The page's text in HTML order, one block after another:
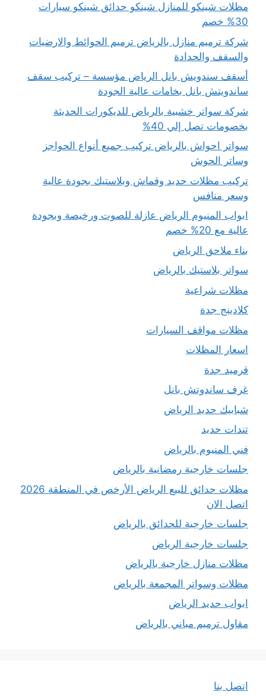
مظلات شينكو للمنازل شينكو حدائق شينكو سيارات
30% خصم
شركة ترميم منازل بالرياض ترميم الحوائط والارضيات
والسقف والحدادة
أسقف سندويش بانل الرياض مؤسسة – تركيب سقف
ساندويتش بانل بخامات عالية الجودة
شركة سواتر خشبية بالرياض للديكورات الحديثة
بخصومات تصل إلي 40%
سواتر احواش بالرياض تركيب جميع أنواع الحواجز
وساتر الحوش
تركيب مظلات حديد وقماش وبلاستيك بجودة عالية
وسعر منافس
ابواب المنيوم الرياض عازلة للصوت ورخيصة وبجودة
عالية مع 20% خصم
بناء ملاحق الرياض
سواتر بلاستيك بالرياض
مظلات شراعية
كلادينج جدة
مظلات مواقف السيارات
اسعار المظلات
قرميد جدة
غرف ساندوتش بانل
شبابيك حديد الرياض
تندات حديد
فني المنيوم بالرياض
جلسات خارجية رمضانية بالرياض
مظلات حدائق للبيع الرياض الأرخص في المنطقة 2026
اتصل الان
جلسات خارجية للحدائق بالرياض
جلسات خارجية الرياض
مظلات منازل خارجية بالرياض
مظلات وسواتر المجمعة بالرياض
ابواب حديد الرياض
مقاول ترميم مباني بالرياض
اتصل بنا